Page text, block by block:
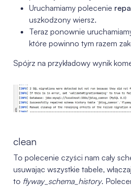
Uruchamiamy polecenie
uszkodzony wiersz.
Teraz ponownie
które powinno tym razem
Spójrz na przykładowy wynik
clean
To polecenie czyści nam cały
usuwając wszystkie tabele,
to flyway_schema_history.